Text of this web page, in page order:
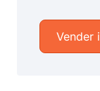
Vender